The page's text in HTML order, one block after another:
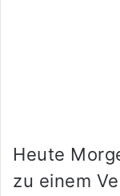
Heute
zu einem